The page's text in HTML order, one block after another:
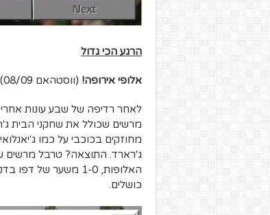
הרגע הכי גדול
אלופי אירופה! (ווסטהאם 08/09)
לאחר רדיפה של שבע עונות
מרשים שכולל את שחקני הבית
מחוזקים בכוכבי על כמו
ג'רארד. התוצאה? טרבל מרשים
האלופות, 1-0 משער
כושלים.